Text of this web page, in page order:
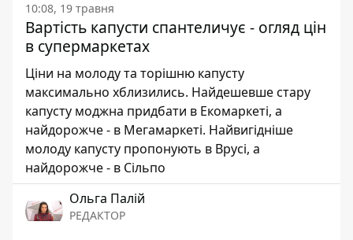
10:08, 19 травня
Вартість капусти спантеличує - огляд цін
в супермаркетах
Ціни на молоду та торішню капусту
максимально хблизились. Найдешевше стару
капусту моджна придбати в Екомаркеті, а
найдорожче - в Мегамаркеті. Найвигідніше
молоду капусту пропонують в Врусі, а
найдорожче - в Сільпо
Ольга Палій
РЕДАКТОР